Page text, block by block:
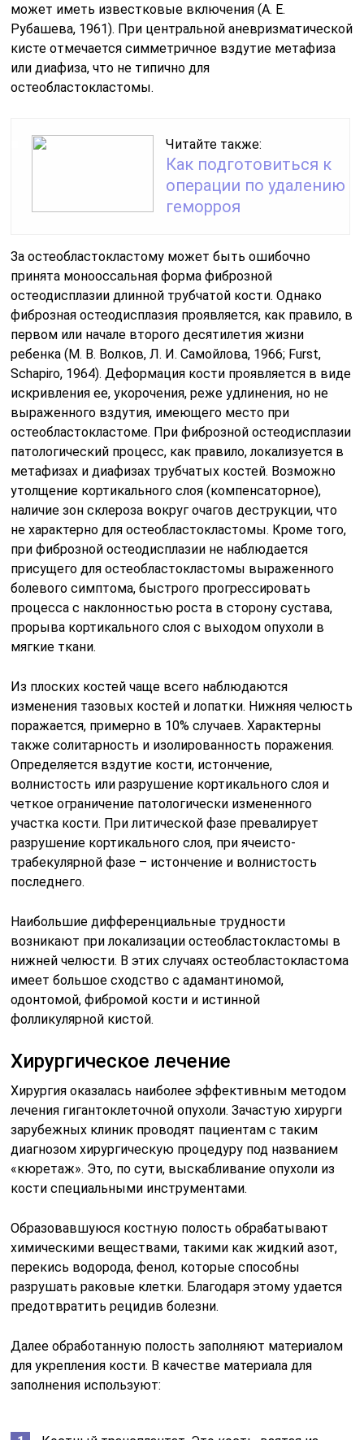
может иметь известковые включения (А. Е.
Рубашева, 1961). При центральной аневризматической
кисте отмечается симметричное вздутие метафиза
или диафиза, что не типично для
остеобластокластомы.
Читайте также:
Как подготовиться к
операции по удалению
геморроя
За остеобластокластому может быть ошибочно
принята монооссальная форма фиброзной
остеодисплазии длинной трубчатой кости. Однако
фиброзная остеодисплазия проявляется, как правило, в
первом или начале второго десятилетия жизни
ребенка (М. В. Волков, Л. И. Самойлова, 1966; Furst,
Schapiro, 1964). Деформация кости проявляется в виде
искривления ее, укорочения, реже удлинения, но не
выраженного вздутия, имеющего место при
остеобластокластоме. При фиброзной остеодисплазии
патологический процесс, как правило, локализуется в
метафизах и диафизах трубчатых костей. Возможно
утолщение кортикального слоя (компенсаторное),
наличие зон склероза вокруг очагов деструкции, что
не характерно для остеобластокластомы. Кроме того,
при фиброзной остеодисплазии не наблюдается
присущего для остеобластокластомы выраженного
болевого симптома, быстрого прогрессировать
процесса с наклонностью роста в сторону сустава,
прорыва кортикального слоя с выходом опухоли в
мягкие ткани.
Из плоских костей чаще всего наблюдаются
изменения тазовых костей и лопатки. Нижняя челюсть
поражается, примерно в 10% случаев. Характерны
также солитарность и изолированность поражения.
Определяется вздутие кости, истончение,
волнистость или разрушение кортикального слоя и
четкое ограничение патологически измененного
участка кости. При литической фазе превалирует
разрушение кортикального слоя, при ячеисто-
трабекулярной фазе – истончение и волнистость
последнего.
Наибольшие дифференциальные трудности
возникают при локализации остеобластокластомы в
нижней челюсти. В этих случаях остеобластокластома
имеет большое сходство с адамантиномой,
одонтомой, фибромой кости и истинной
фолликулярной кистой.
Хирургическое лечение
Хирургия оказалась наиболее эффективным методом
лечения гигантоклеточной опухоли. Зачастую хирурги
зарубежных клиник проводят пациентам с таким
диагнозом хирургическую процедуру под названием
«кюретаж». Это, по сути, выскабливание опухоли из
кости специальными инструментами.
Образовавшуюся костную полость обрабатывают
химическими веществами, такими как жидкий азот,
перекись водорода, фенол, которые способны
разрушать раковые клетки. Благодаря этому удается
предотвратить рецидив болезни.
Далее обработанную полость заполняют материалом
для укрепления кости. В качестве материала для
заполнения используют: